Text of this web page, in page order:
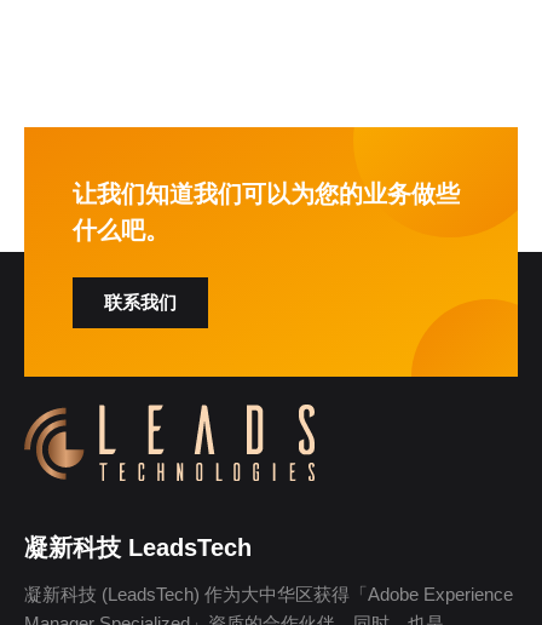
让我们知道我们可以为您的业务做些
什么吧。
联系我们
凝新科技 LeadsTech
凝新科技 (LeadsTech) 作为大中华区获得「Adobe Experience